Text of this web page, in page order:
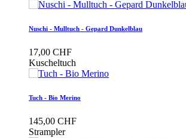
Nuschi - Mulltuch - Gepard Dunkelblau
17,00 CHF
Kuscheltuch
Tuch - Bio Merino
145,00 CHF
Strampler